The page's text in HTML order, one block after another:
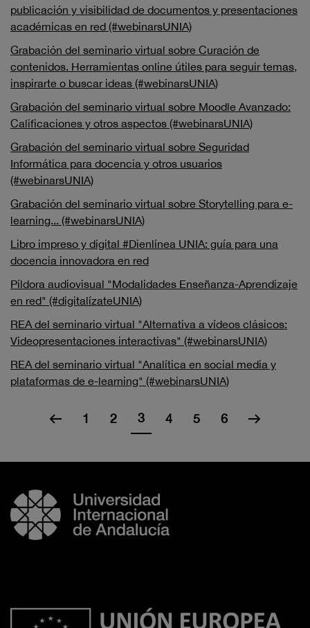
publicación y visibilidad de documentos y presentaciones
académicas en red (#webinarsUNIA)
Grabación del seminario virtual sobre Curación de
contenidos. Herramientas online útiles para seguir temas,
inspirarte o buscar ideas (#webinarsUNIA)
Grabación del seminario virtual sobre Moodle Avanzado:
Calificaciones y otros aspectos (#webinarsUNIA)
Grabación del seminario virtual sobre Seguridad
Informática para docencia y otros usuarios
(#webinarsUNIA)
Grabación del seminario virtual sobre Storytelling para e-
learning... (#webinarsUNIA)
Libro impreso y digital #Dienlínea UNIA: guía para una
docencia innovadora en red
Píldora audiovisual "Modalidades Enseñanza-Aprendizaje
en red" (#digitalízateUNIA)
REA del seminario virtual "Alternativa a vídeos clásicos:
Videopresentaciones interactivas" (#webinarsUNIA)
REA del seminario virtual "Analítica en social media y
plataformas de e-learning" (#webinarsUNIA)
1 2 3 4 5 6